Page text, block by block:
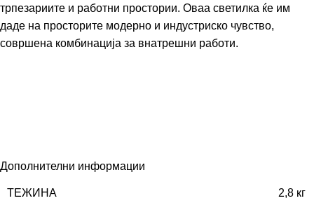
трпезариите и работни простории. Оваа светилка ќе им
даде на просторите модерно и индустриско чувство,
совршена комбинација за внатрешни работи.
Дополнителни информации
ТЕЖИНА 2,8 кг